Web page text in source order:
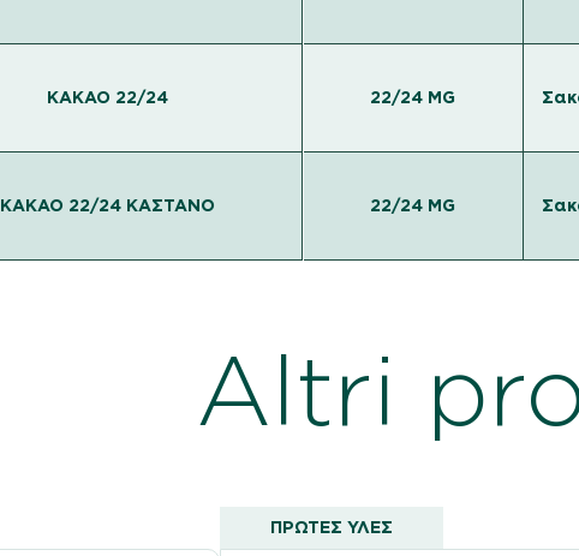
ΚΑΚΑΟ 22/24
ΚΑΚΑΟ 22/24 ΚΑΣΤΑΝΟ
22/24 MG
22/24 MG
Altri
ΠΡΩΤΕΣ ΥΛΕΣ